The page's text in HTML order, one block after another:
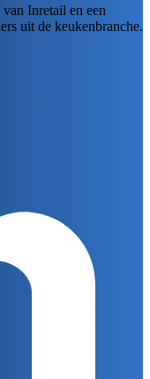
Inretail en een
uit de keukenbranche.